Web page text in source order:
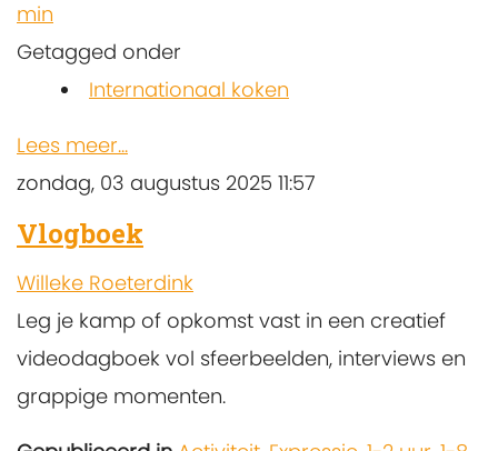
min
Getagged onder
Internationaal koken
Lees meer...
zondag, 03 augustus 2025 11:57
Vlogboek
Willeke Roeterdink
Leg je kamp of opkomst vast in een creatief
videodagboek vol sfeerbeelden, interviews en
grappige momenten.